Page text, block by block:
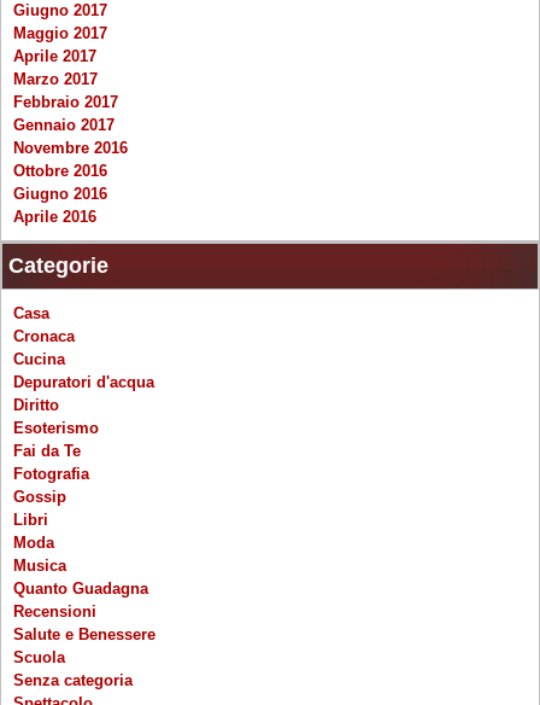
Giugno 2017
Maggio 2017
Aprile 2017
Marzo 2017
Febbraio 2017
Gennaio 2017
Novembre 2016
Ottobre 2016
Giugno 2016
Aprile 2016
Categorie
Casa
Cronaca
Cucina
Depuratori d'acqua
Diritto
Esoterismo
Fai da Te
Fotografia
Gossip
Libri
Moda
Musica
Quanto Guadagna
Recensioni
Salute e Benessere
Scuola
Senza categoria